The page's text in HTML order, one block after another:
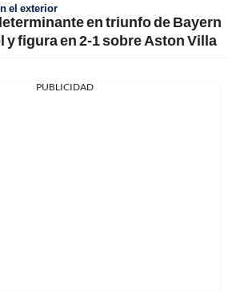
el exterior
en triunfo de Bayern
y figura en 2-1 sobre Aston Villa
PUBLICIDAD